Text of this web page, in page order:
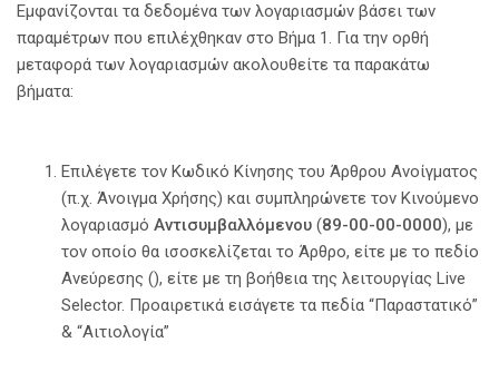
Εμφανίζονται τα δεδομένα των λογαριασμών βάσει των
παραμέτρων που επιλέχθηκαν στο Βήμα 1. Για την ορθή
μεταφορά των λογαριασμών ακολουθείτε τα παρακάτω
βήματα:
Επιλέγετε τον Κωδικό Κίνησης του Άρθρου Ανοίγματος
(π.χ. Άνοιγμα Χρήσης) και συμπληρώνετε τον Κινούμενο
λογαριασμό Αντισυμβαλλόμενου (89-00-00-0000), με
τον οποίο θα ισοσκελίζεται το Άρθρο, είτε με το πεδίο
Ανεύρεσης (), είτε με τη βοήθεια της λειτουργίας Live
Selector. Προαιρετικά εισάγετε τα πεδία “Παραστατικό”
& “Αιτιολογία”